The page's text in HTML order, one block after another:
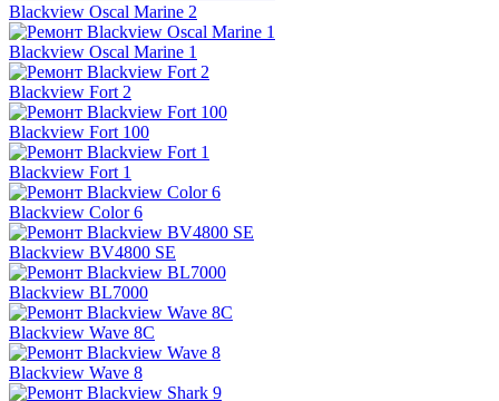
Blackview Oscal Marine 2
Blackview Oscal Marine 1
Blackview Fort 2
Blackview Fort 100
Blackview Fort 1
Blackview Color 6
Blackview BV4800 SE
Blackview BL7000
Blackview Wave 8C
Blackview Wave 8